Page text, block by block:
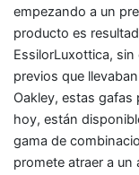
empezando a un
producto es
EssilorLuxottica,
previos que
Oakley, estas
hoy, están
gama de
promete atraer a